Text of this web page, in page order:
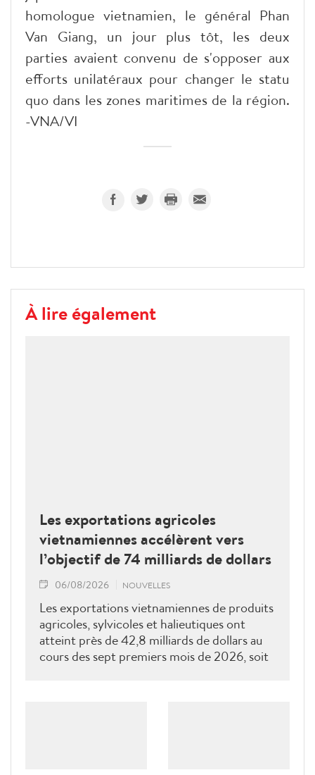
homologue vietnamien, le général Phan
Van Giang, un jour plus tôt, les deux
parties avaient convenu de s'opposer aux
efforts unilatéraux pour changer le statu
quo dans les zones maritimes de la région.
-VNA/VI
À lire également
Les exportations agricoles
vietnamiennes accélèrent vers
l’objectif de 74 milliards de dollars
06/08/2026 NOUVELLES
Les exportations vietnamiennes de produits
agricoles, sylvicoles et halieutiques ont
atteint près de 42,8 milliards de dollars au
cours des sept premiers mois de 2026, soit